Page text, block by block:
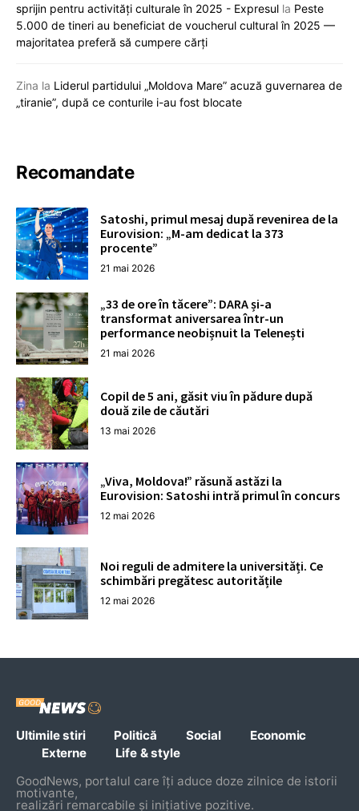
sprijin pentru activități culturale în 2025 - Expresul la Peste
5.000 de tineri au beneficiat de voucherul cultural în 2025 —
majoritatea preferă să cumpere cărți
Zina la Liderul partidului „Moldova Mare” acuză guvernarea de
„tiranie”, după ce conturile i-au fost blocate
Recomandate
Satoshi, primul mesaj după revenirea de la
Eurovision: „M-am dedicat la 373
procente”
21 mai 2026
„33 de ore în tăcere”: DARA și-a
transformat aniversarea într-un
performance neobișnuit la Telenești
21 mai 2026
Copil de 5 ani, găsit viu în pădure după
două zile de căutări
13 mai 2026
„Viva, Moldova!” răsună astăzi la
Eurovision: Satoshi intră primul în concurs
12 mai 2026
Noi reguli de admitere la universități. Ce
schimbări pregătesc autoritățile
12 mai 2026
Ultimile stiri Politică Social
Economic
Externe
Life & style
GoodNews, portalul care îți aduce doze zilnice de istorii
motivante,
realizări remarcabile și inițiative pozitive.